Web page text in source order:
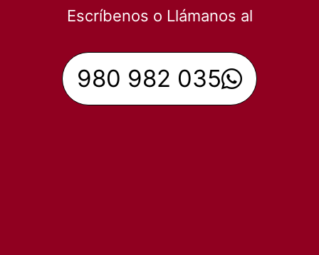
Escríbenos o Llámanos al
980 982 035